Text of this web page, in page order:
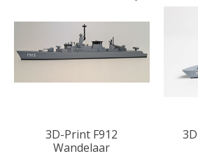
3D-Print F912
Wandelaar